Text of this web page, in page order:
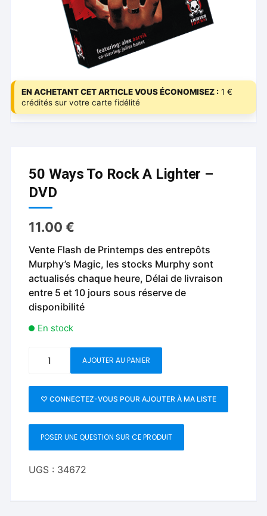
EN ACHETANT CET ARTICLE VOUS ÉCONOMISEZ : 1 €
crédités sur votre carte fidélité
50 Ways To Rock A Lighter –
DVD
11.00€
Vente Flash de Printemps des entrepôts
Murphy’s Magic, les stocks Murphy sont
actualisés chaque heure, Délai de livraison
entre 5 et 10 jours sous réserve de
disponibilité
En stock
Ways
To
Rock
Lighter
-
AJOUTER AU PANIER
♡ CONNECTEZ-VOUS POUR AJOUTER À MA LISTE
POSER UNE QUESTION SUR CE PRODUIT
UGS : 34672